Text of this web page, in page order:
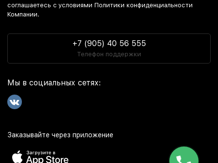
соглашаетесь c условиями Политики конфиденциальности
Компании.
+7 (905) 40 56 555
Телефон поддержки
Мы в социальных сетях:
Заказывайте через приложение